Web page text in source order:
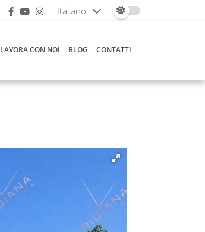
Italiano
LAVORA CON NOI BLOG CONTATTI